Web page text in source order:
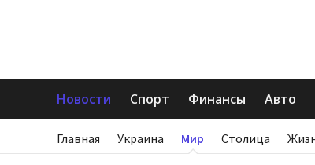
Новости Спорт Финансы Авто
Главная Украина Мир Столица